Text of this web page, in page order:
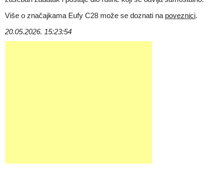
Više o značajkama Eufy C28 može se doznati na poveznici.
20.05.2026. 15:23:54